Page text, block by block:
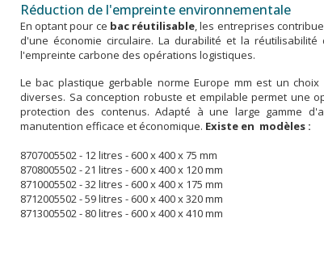
Réduction de l'empreinte environnementale
En optant pour ce bac réutilisable, les entreprises
d'une économie circulaire. La durabilité et la
l'empreinte carbone des opérations logistiques.
Le bac plastique gerbable norme Europe mm est un
diverses. Sa conception robuste et empilable permet une
protection des contenus. Adapté à une large gamme
manutention efficace et économique. Existe en modèles :
8707005502 - 12 litres - 600 x 400 x 75 mm
8708005502 - 21 litres - 600 x 400 x 120 mm
8710005502 - 32 litres - 600 x 400 x 175 mm
8712005502 - 59 litres - 600 x 400 x 320 mm
8713005502 - 80 litres - 600 x 400 x 410 mm